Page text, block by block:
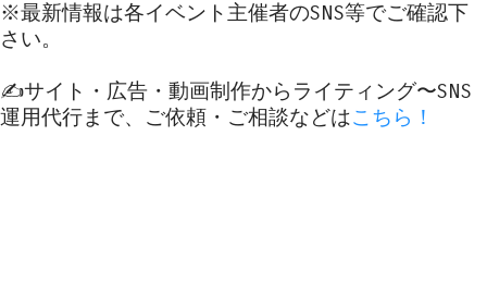
※最新情報は各イベント主催者のSNS等でご確認下
さい。
✍️サイト・広告・動画制作からライティング〜SNS
運用代行まで、ご依頼・ご相談などはこちら！